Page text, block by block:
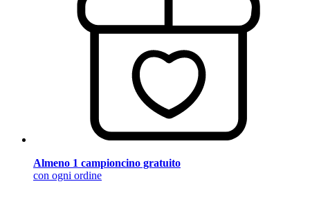
Almeno 1 campioncino gratuito
con ogni ordine